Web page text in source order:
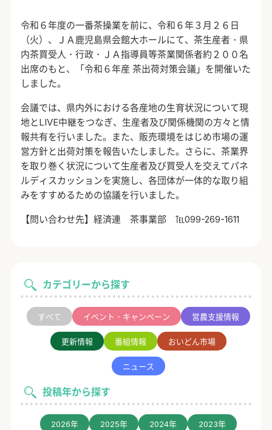
カテゴリーから探す
すべて イベント・キャンペーン 営農支援情報
更新情報 番組情報 おいどん市場
ニュース
投稿年から探す
2026年 2025年 2024年 2023年
令和６年度の一番茶操業を前に、令和６年３月２６日
（火）、ＪＡ鹿児島県会館大ホールにて、茶生産者・県
内茶買受人・行政・ＪＡ指導員等茶業関係者約２００名
出席のもと、「令和６年産 茶出荷対策会議」を開催いた
しました。
会議では、県内外における各産地の生育状況について現
地とLIVE中継をつなぎ、生産者及び関係機関の方々と情
報共有を行いました。また、販売環境をはじめ市場の運
営方針と出荷対策を報告いたしました。さらに、茶業界
を取り巻く状況について生産者及び買受人を交えてパネ
ルディスカッションを実施し、各団体が一体的な取り組
みをすすめるための協議を行いました。
【問い合わせ先】経済連 茶事業部 ℡099-269-1611